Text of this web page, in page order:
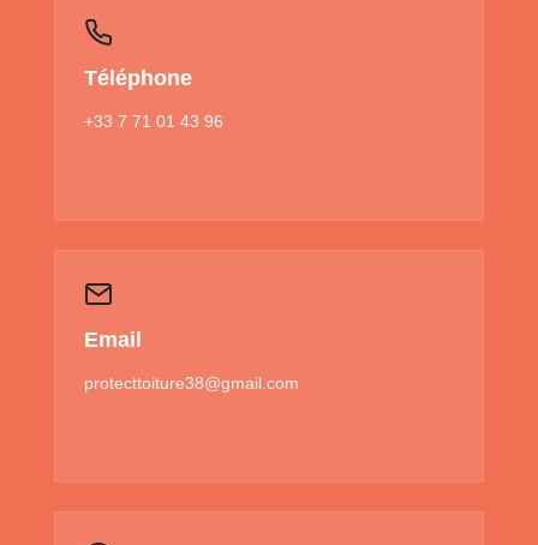
Téléphone
+33 7 71 01 43 96
Email
protecttoiture38@gmail.com